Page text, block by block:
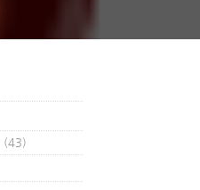
(43)